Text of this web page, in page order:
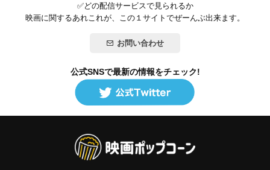
✅どの配信サービスで見られるか
映画に関するあれこれが、この１サイトでぜーんぶ出来ます。
お問い合わせ
公式SNSで最新の情報をチェック!